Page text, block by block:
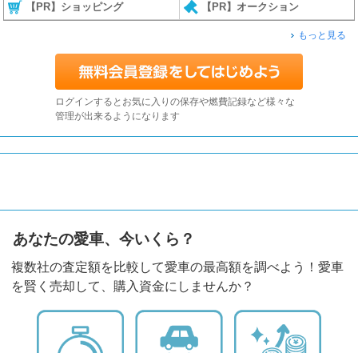
【PR】ショッピング 【PR】オークション
もっと見る
ログインするとお気に入りの保存や燃費記録など様々な
管理が出来るようになります
あなたの愛車、今いくら？
複数社の査定額を比較して愛車の最高額を調べよう！愛車
を賢く売却して、購入資金にしませんか？